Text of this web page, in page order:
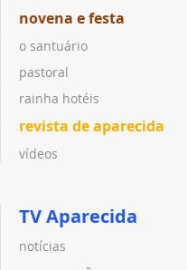
novena e festa
o santuário
pastoral
rainha hotéis
revista de aparecida
vídeos
TV Aparecida
notícias